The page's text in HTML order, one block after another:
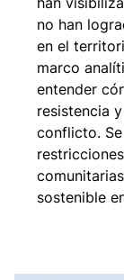
no han
en el
marco
entender
resistencia
conflicto.
sostenible